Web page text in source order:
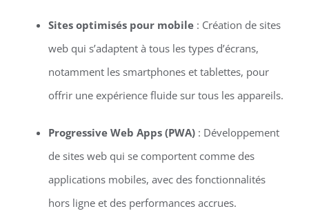
Sites optimisés pour mobile: Création de sites
web qui s’adaptent à tous les types d’écrans,
notamment les smartphones et tablettes, pour
offrir une expérience fluide sur tous les appareils.
Progressive Web Apps (PWA): Développement
de sites web qui se comportent comme des
applications mobiles, avec des fonctionnalités
hors ligne et des performances accrues.